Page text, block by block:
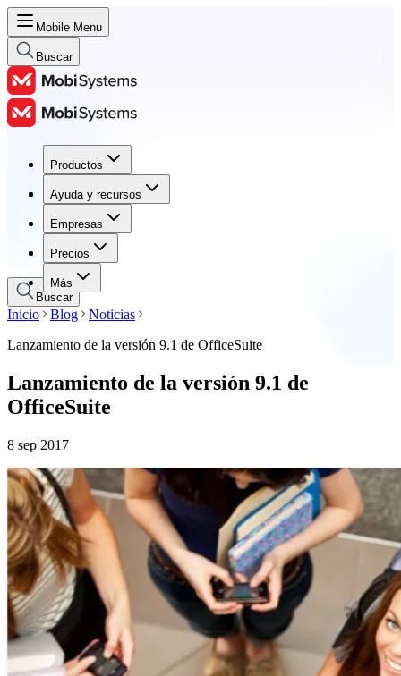
Mobile Menu
Buscar
Productos
Ayuda y recursos
Empresas
Precios
Más
Productos
Ayuda y recursos
Empresas
Precios
Buscar
Inicio Blog
Noticias
Lanzamiento de la versión 9.1 de OfficeSuite
Lanzamiento de la versión 9.1 de
OfficeSuite
8 sep 2017